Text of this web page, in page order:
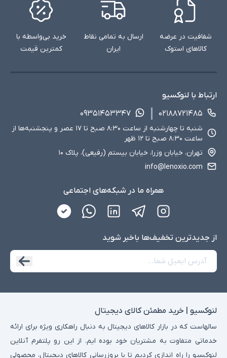
شفافیت در عرضه
کالاهای استوک
ارسال به تمامی نقاط
ایران
خرید بی‌واسطه با
کمترین قیمت
ارتباط با لنوکسیو
۰۲۱۸۸۷۲۱۴۸۵
۰۹۳۵۱۴۵۳۳۴۷
شنبه تا چهارشنبه از ساعت ۸:۳۰ صبح تا ۱۷ عصر و پنجشنبه‌ها از
ساعت ۸:۳۰ صبح تا ۱۲ ظهر
تهران، خیابان وزرا، خیابان بیستم (رفیعی)، پلاک ۱۰
info@lenoxio.com
همراه ما در شبکه‌های اجتماعی
از جدید‌ترین تخفیف‌ها با‌خبر شوید
لنوکسیو | خرید مطمئن کالای دیجیتال
سالهاست که در بازار کالاهای دیجیتال به دنبال راهکاری ویژه برای ارائه
خدماتی متفاوت به مشتریان خود بوده ایم. از این رو پلتفرم آنلاین
لنوکسیو را راه اندازی کردیم تا با بروزرسانی کالاهای دیجیتال، محصولی